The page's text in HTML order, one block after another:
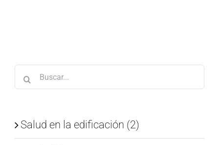
Buscar:
Salud en la edificación (2)